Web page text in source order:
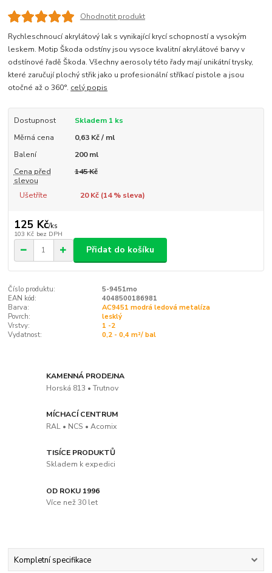
Ohodnotit produkt
Rychleschnoucí akrylátový lak s vynikající krycí schopností a vysokým
leskem. Motip Škoda odstíny jsou vysoce kvalitní akrylátové barvy v
odstínové řadě Škoda. Všechny aerosoly této řady mají unikátní trysky,
které zaručují plochý střik jako u profesionální stříkací pistole a jsou
otočné až o 360°. celý popis
Dostupnost
Skladem 1 ks
Měrná cena
0,63 Kč / ml
Balení
200 ml
Cena před
slevou
145 Kč
Ušetříte 20 Kč (14% sleva)
125 Kč/ks
103 Kč bez DPH
Přidat do košíku
Číslo produktu:
5-9451mo
EAN kód:
4048500186981
Barva:
AC9451 modrá ledová metalíza
Povrch:
lesklý
Vrstvy:
1 -2
Vydatnost:
0,2 - 0,4 m²/ bal
KAMENNÁ PRODEJNA
Horská 813 • Trutnov
MÍCHACÍ CENTRUM
RAL • NCS • Acomix
TISÍCE PRODUKTŮ
Skladem k expedici
OD ROKU 1996
Více než 30 let
Kompletní specifikace